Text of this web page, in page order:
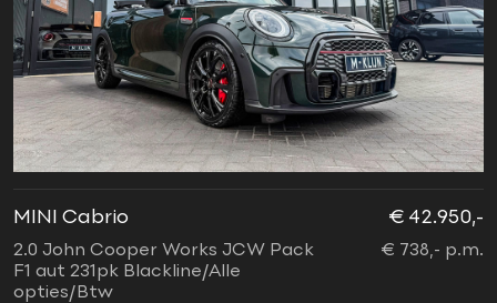
MINI Cabrio
2.0 John Cooper Works JCW Pack
F1 aut 231pk Blackline/Alle
opties/Btw
€ 42.950,-
€ 738,- p.m.